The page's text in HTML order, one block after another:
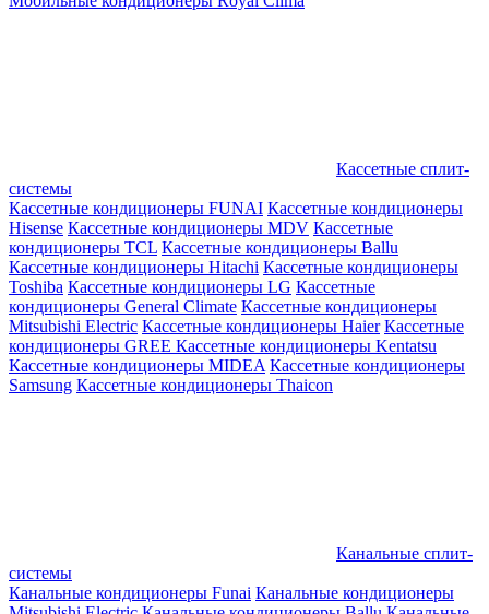
Кассетные сплит-
системы
Кассетные кондиционеры FUNAI Кассетные кондиционеры
Hisense Кассетные кондиционеры MDV Кассетные
кондиционеры TCL Кассетные кондиционеры Ballu
Кассетные кондиционеры Hitachi Кассетные кондиционеры
Toshiba Кассетные кондиционеры LG Кассетные
кондиционеры General Climate Кассетные кондиционеры
Mitsubishi Electric Кассетные кондиционеры Haier Кассетные
кондиционеры GREE Кассетные кондиционеры Kentatsu
Кассетные кондиционеры MIDEA Кассетные кондиционеры
Samsung Кассетные кондиционеры Thaicon
Канальные сплит-
системы
Канальные кондиционеры Funai Канальные кондиционеры